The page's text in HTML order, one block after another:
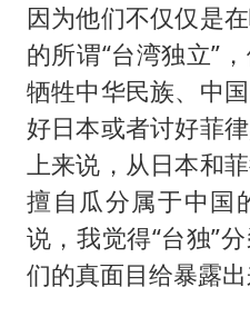
因为他们不仅仅是
的所谓“台湾独立”
牺牲中华民族、中
好日本或者讨好菲
上来说，从日本和
擅自瓜分属于中国
说，我觉得“台独”
们的真面目给暴露出